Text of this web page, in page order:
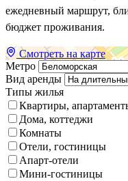
ежедневный маршрут,
бюджет проживания.
Смотреть на карте
Метро
Вид аренды
Типы жилья
Квартиры,
Дома, коттеджи
Комнаты
Отели, гостиницы
Апарт-отели
Мини-гостиницы